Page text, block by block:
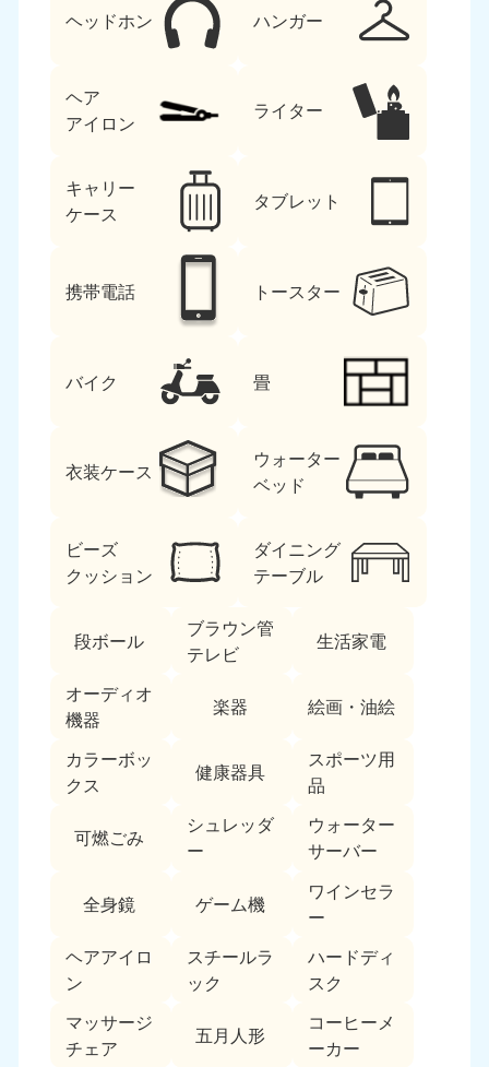
ヘッドホン ハンガー
ヘア
アイロン
ライター
キャリー
ケース
タブレット
携帯電話 トースター
バイク 畳
衣装ケース
ウォーター
ベッド
ビーズ
クッション
ダイニング
テーブル
段ボール
ブラウン管
テレビ
生活家電
オーディオ
機器
楽器 絵画・油絵
カラーボッ
クス
健康器具
スポーツ用
品
可燃ごみ
シュレッダ
ー
ウォーター
サーバー
全身鏡 ゲーム機
ワインセラ
ー
ヘアアイロ
ン
スチールラ
ック
ハードディ
スク
マッサージ
チェア
五月人形
コーヒーメ
ーカー
北海道・東北
050-1881-5277
9:00〜19:00 年中無休
050-1881-5276
9:00〜19:00 年中無休
岩手県
9:00〜19:00 年中無休 9:00〜19:00 年中無休
050-1881-5273
9:00〜19:00 年中無休
050-1881-5272
9:00〜19:00 年中無休